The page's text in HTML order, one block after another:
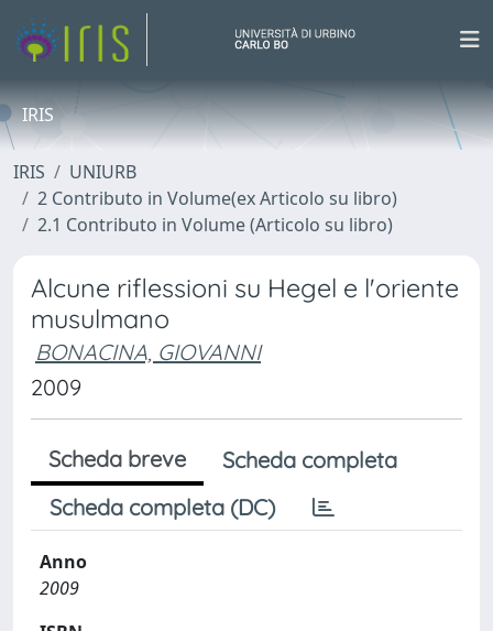
IRIS
IRIS
UNIURB
2 Contributo in Volume(ex Articolo su libro)
2.1 Contributo in Volume (Articolo su libro)
Alcune riflessioni su Hegel e l'oriente
musulmano
BONACINA, GIOVANNI
2009
Scheda breve
Scheda completa
Scheda completa (DC)
Anno
2009